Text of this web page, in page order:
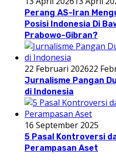
Perang AS-Iran
Posisi Indonesia Di
Prabowo-Gibran?
22 Februari 202622
Jurnalisme Pangan
di Indonesia
16 September 2025
5 Pasal Kontroversi
Perampasan Aset